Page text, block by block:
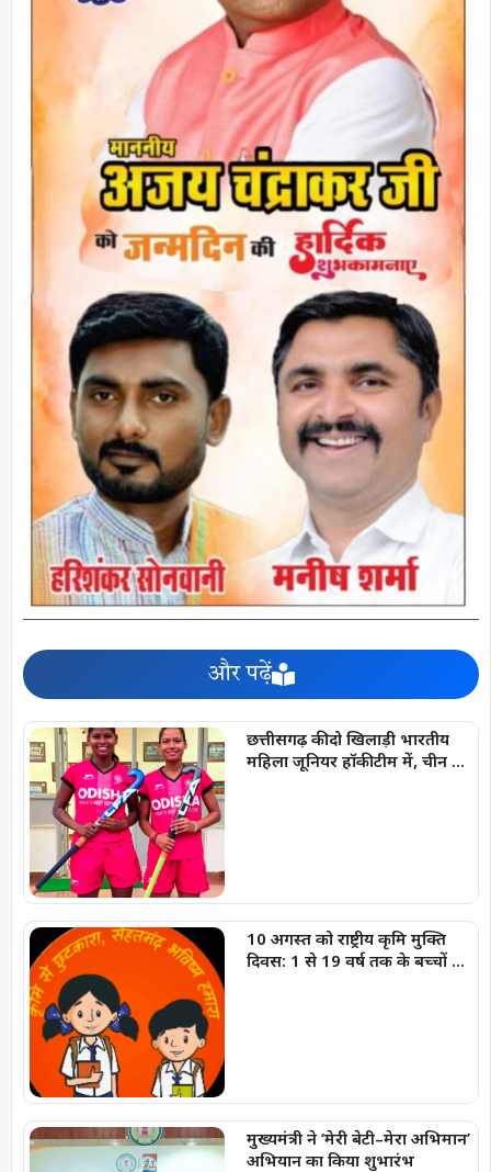
और पढ़ें
छत्तीसगढ़ की दो खिलाड़ी भारतीय
महिला जूनियर हॉकी टीम में, चीन में
10 अगस्त को राष्ट्रीय कृमि मुक्ति
दिवस: 1 से 19 वर्ष तक के बच्चों को
मुख्यमंत्री ने ‘मेरी बेटी–मेरा अभिमान’
अभियान का किया शुभारंभ